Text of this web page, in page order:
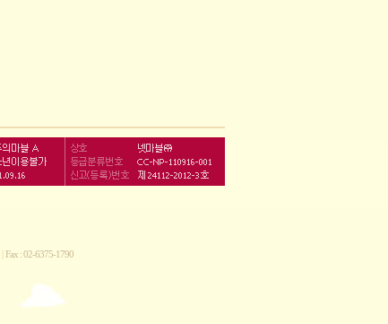
| Fax : 02-6375-1790